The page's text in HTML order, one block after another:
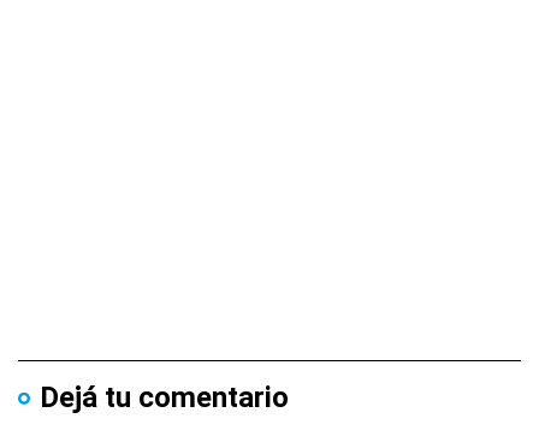
Dejá tu comentario